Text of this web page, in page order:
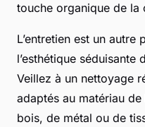
touche organique de la
L’entretien est un
l’esthétique séduisante
Veillez à un nettoyage
adaptés au matériau de
bois, de métal ou de